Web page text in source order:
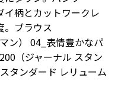
イ柄とカットワークレ
。ブラウス
ン） 04_表情豊かなパ
（ジャーナル スタン
タンダード レリューム